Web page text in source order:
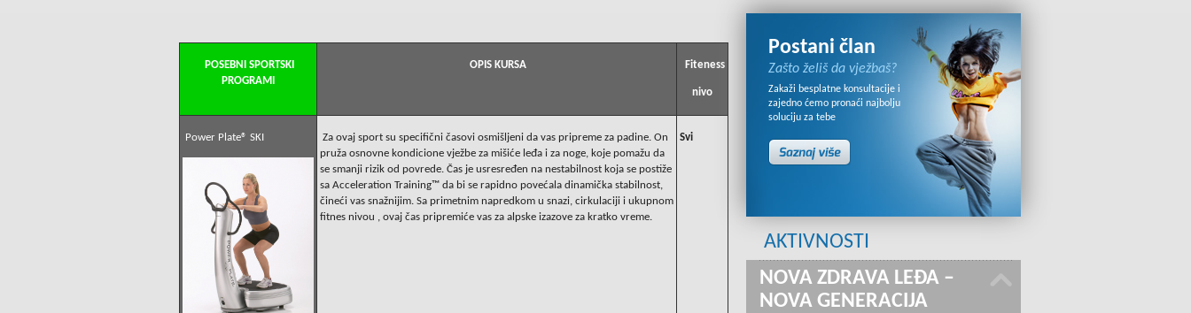
POSEBNI SPORTSKI
PROGRAMI
OPIS KURSA Fiteness
nivo
Power Plate® SKI
Za ovaj sport su specifični časovi osmišljeni da vas pripreme za padine. On
pruža osnovne kondicione vježbe za mišiće leđa i za noge, koje pomažu da
se smanji rizik od povrede. Čas je usresređen na nestabilnost koja se postiže
sa Acceleration Training™ da bi se rapidno povećala dinamička stabilnost,
čineći vas snažnijim. Sa primetnim napredkom u snazi, cirkulaciji i ukupnom
fitnes nivou , ovaj čas pripremiće vas za alpske izazove za kratko vreme.
Svi
Postani član
Zašto želiš da vježbaš?
Zakaži besplatne konsultacije i
zajedno ćemo pronaći najbolju
soluciju za tebe
AKTIVNOSTI
NOVA ZDRAVA LEĐA –
NOVA GENERACIJA